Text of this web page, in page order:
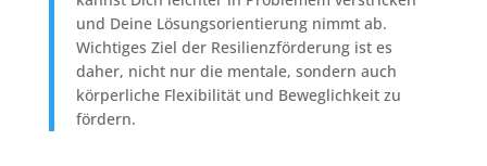
und Deine Lösungsorientierung nimmt ab.
Wichtiges Ziel der Resilienzförderung ist es
daher, nicht nur die mentale, sondern auch
körperliche Flexibilität und Beweglichkeit zu
fördern.